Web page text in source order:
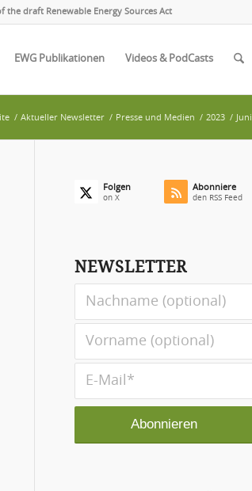
the draft Renewable Energy Sources Act
EWG Publikationen Videos & PodCasts
/ Aktueller Newsletter / Presse und Medien / 2023 / Juni
Folgen
on X
Abonniere
den RSS Feed
NEWSLETTER